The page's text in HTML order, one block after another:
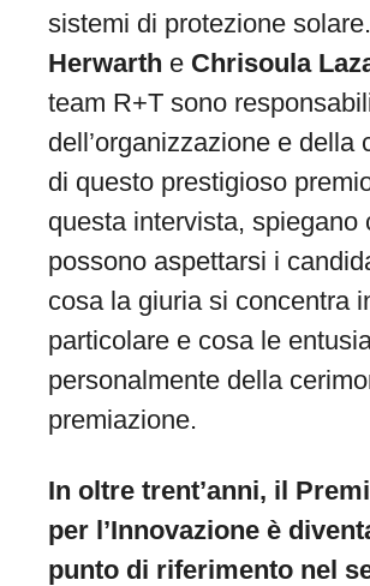
sistemi di protezione solare.
Herwarth e Chrisoula
team R+T sono
dell’organizzazione e della
di questo prestigioso
questa intervista, spiegano
possono aspettarsi i
cosa la giuria si concentra
particolare e cosa le
personalmente della
premiazione.
In oltre trent’anni, il
per l’Innovazione è
punto di riferimento nel